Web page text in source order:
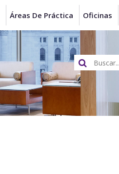
Áreas De Práctica Oficinas